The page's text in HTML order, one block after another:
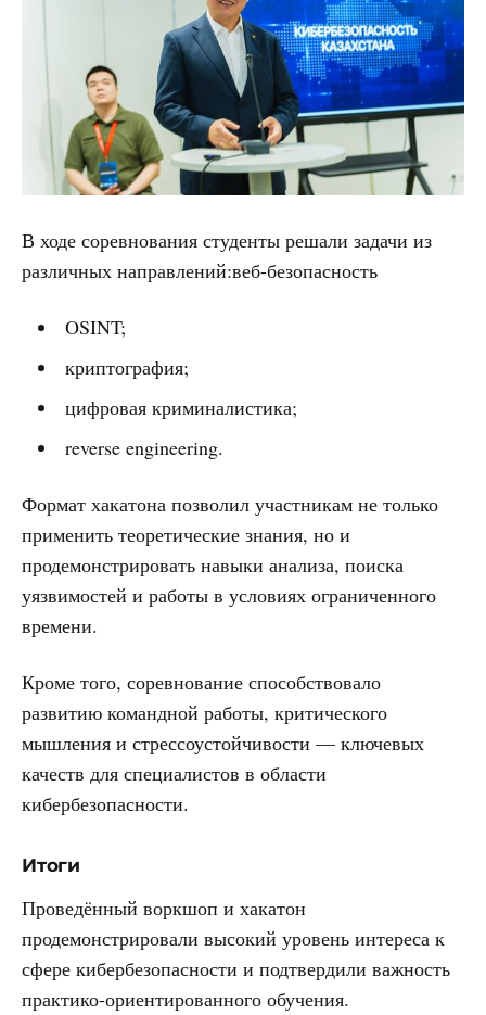
В ходе соревнования студенты решали задачи из
различных направлений:веб-безопасность
OSINT;
криптография;
цифровая криминалистика;
reverse engineering.
Формат хакатона позволил участникам не только
применить теоретические знания, но и
продемонстрировать навыки анализа, поиска
уязвимостей и работы в условиях ограниченного
времени.
Кроме того, соревнование способствовало
развитию командной работы, критического
мышления и стрессоустойчивости — ключевых
качеств для специалистов в области
кибербезопасности.
Итоги
Проведённый воркшоп и хакатон
продемонстрировали высокий уровень интереса к
сфере кибербезопасности и подтвердили важность
практико-ориентированного обучения.